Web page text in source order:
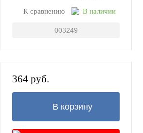
К сравнению В наличии
003249
364 руб.
В корзину